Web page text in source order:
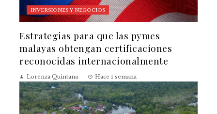
INVERSIONES Y NEGOCIOS
Estrategias para que las pymes
malayas obtengan certificaciones
reconocidas internacionalmente
Lorenza Quintana Hace 1 semana